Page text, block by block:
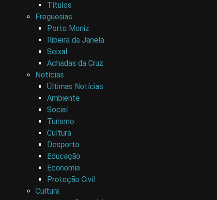
Títulos
Freguesias
Porto Moniz
Ribeira da Janela
Seixal
Achadas da Cruz
Notícias
Últimas Notícias
Ambiente
Social
Turismo
Cultura
Desporto
Educação
Economia
Proteção Civil
Cultura